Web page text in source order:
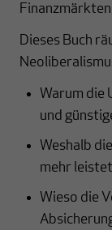
Dieses Buch
Warum die
und
Weshalb
mehr
Wieso die